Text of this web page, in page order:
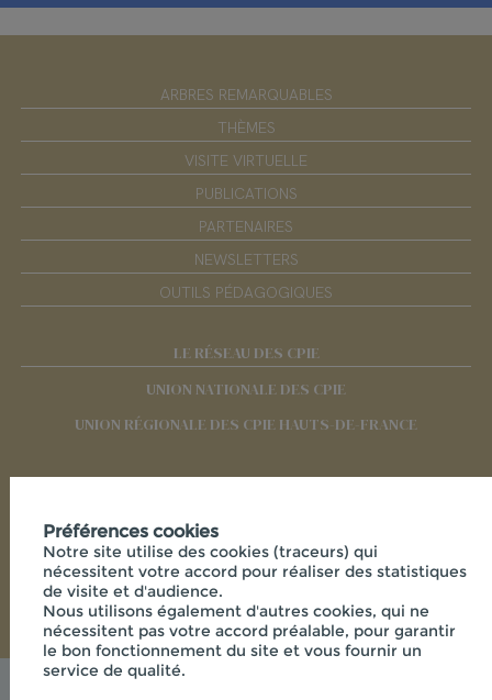
ARBRES REMARQUABLES
THÈMES
VISITE VIRTUELLE
PUBLICATIONS
PARTENAIRES
NEWSLETTERS
OUTILS PÉDAGOGIQUES
LE RÉSEAU DES CPIE
UNION NATIONALE DES CPIE
UNION RÉGIONALE DES CPIE HAUTS-DE-FRANCE
Préférences cookies
Notre site utilise des cookies (traceurs) qui
nécessitent votre accord pour réaliser des statistiques
de visite et d'audience.
Nous utilisons également d'autres cookies, qui ne
nécessitent pas votre accord préalable, pour garantir
le bon fonctionnement du site et vous fournir un
service de qualité.